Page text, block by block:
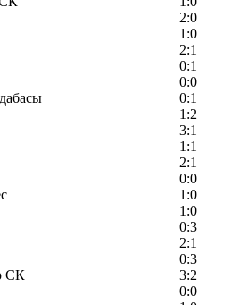
2:0
1:0
2:1
0:1
0:0
0:1
1:2
3:1
1:1
2:1
0:0
1:0
1:0
0:3
2:1
0:3
СК
3:2
0:0